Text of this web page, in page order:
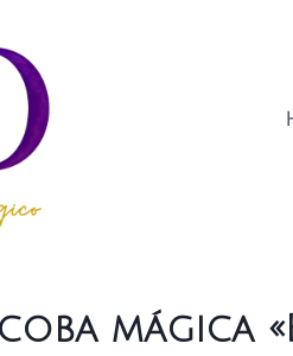
mágica